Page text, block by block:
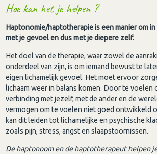
Hoe kan het je helpen ?
Haptonomie/haptotherapie is een manier om
met je gevoel en dus met je diepere zelf.
Het doel van de therapie, waar zowel de
onderdeel van zijn, is om iemand bewust te
eigen lichamelijk gevoel. Het moet ervoor
lichaam weer in balans komen. Door te voelen
verbinding met jezelf, met de ander en de
vermogen om te voelen niet goed ontwikkeld
kan dit leiden tot lichamelijke en psychische
zoals pijn, stress, angst en slaapstoornissen.
De haptonoom en de haptotherapeut helpen